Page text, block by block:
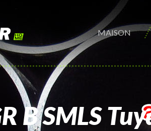
MAISON
B SMLS